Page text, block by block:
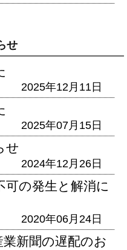
せ
2025年12月11日
2025年07月15日
せ
2024年12月26日
可の発生と解消に
2020年06月24日
新聞の遅配のお